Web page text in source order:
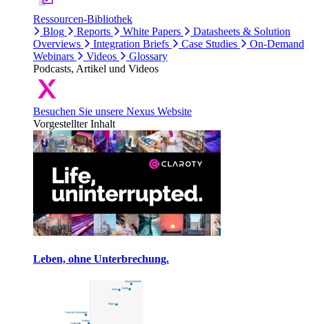
Ressourcen-Bibliothek
Blog
Reports White Papers
Datasheets & Solution
Overviews
Integration Briefs Case Studies
On-Demand
Webinars
Videos
Glossary
Podcasts, Artikel und Videos
Besuchen Sie unsere Nexus Website
Vorgestellter Inhalt
Leben, ohne Unterbrechung.